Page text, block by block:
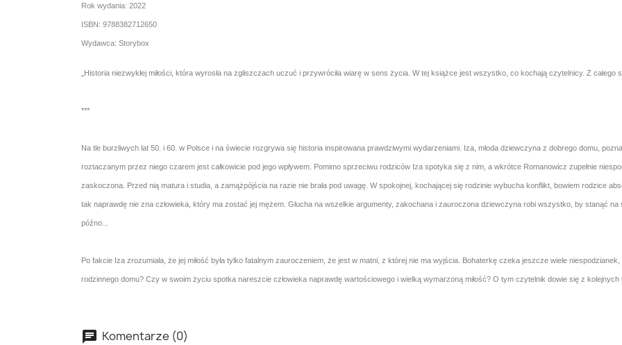
Rok wydania: 2022
ISBN: 9788382712650
Wydawca: Storybox
„Historia niezwykłej miłości, która wyrosła na zgliszczach uczuć i przywróciła wiarę w sens życia. W tej książce jest wszystko, co kochają czytelnicy. Z
***
Na tle burzliwych lat 50. i 60. w Polsce i na świecie rozgrywa się historia inspirowana prawdziwymi wydarzeniami. Iza, młoda dziewczyna z dobrego domu,
roztaczanym przez niego czarem jest całkowicie pod jego wpływem. Pomimo sprzeciwu rodziców Iza spotyka się z nim, a wkrótce Romanowicz zupełnie
zaskoczona. Przed nią matura i studia, a zamążpójścia na razie nie brała pod uwagę. W spokojnej, kochającej się rodzinie wybucha konflikt, bowiem rodzice
tak naprawdę nie zna człowieka, który ma zostać jej mężem. Głucha na wszelkie argumenty, zakochana i zauroczona dziewczyna robi wszystko, by stanąć na
późno...
Po fakcie Iza zrozumiała, że jej miłość była tylko fatalnym zauroczeniem, że jest w matni, z której nie ma wyjścia. Bohaterkę czeka jeszcze wiele
rodzinnego domu? Czy w swoim życiu spotka nareszcie człowieka naprawdę wartościowego i wielką wymarzoną miłość? O tym czytelnik dowie się z kolejnych
Komentarze (0)